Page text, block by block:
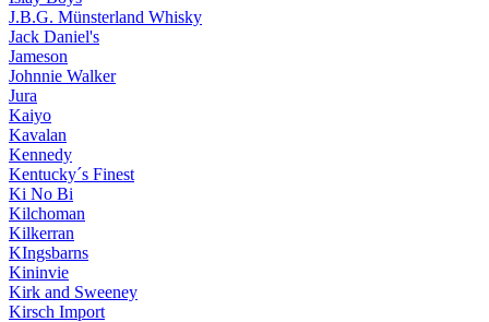
J.B.G. Münsterland Whisky
Jack Daniel's
Jameson
Johnnie Walker
Jura
Kaiyo
Kavalan
Kennedy
Kentucky´s Finest
Ki No Bi
Kilchoman
Kilkerran
KIngsbarns
Kininvie
Kirk and Sweeney
Kirsch Import